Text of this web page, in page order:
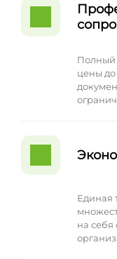
Полный
цены до
Единая
на